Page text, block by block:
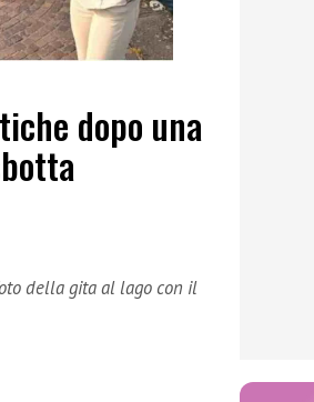
dopo una
della gita al lago con il